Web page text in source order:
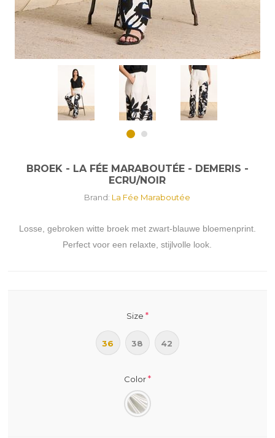
BROEK - LA FÉE MARABOUTÉE - DEMERIS -
ECRU/NOIR
Brand: La Fée Maraboutée
Losse, gebroken witte broek met zwart-blauwe bloemenprint.
Perfect voor een relaxte, stijlvolle look.
Size *
36 38 42
Color*